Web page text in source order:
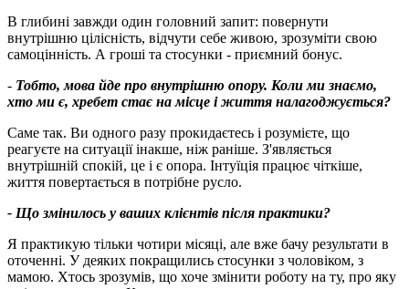
В глибині завжди один головний запит: повернути
внутрішню цілісність, відчути себе живою, зрозуміти свою
самоцінність. А гроші та стосунки - приємний бонус.
- Тобто, мова йде про внутрішню опору. Коли ми знаємо,
хто ми є, хребет стає на місце і життя налагоджується?
Саме так. Ви одного разу прокидаєтесь і розумієте, що
реагуєте на ситуації інакше, ніж раніше. З'являється
внутрішній спокій, це і є опора. Інтуїція працює чіткіше,
життя повертається в потрібне русло.
- Що змінилось у ваших клієнтів після практики?
Я практикую тільки чотири місяці, але вже бачу результати в
оточенні. У деяких покращились стосунки з чоловіком, з
мамою. Хтось зрозумів, що хоче змінити роботу на ту, про яку